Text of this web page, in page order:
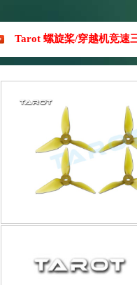
Tarot 螺旋桨/穿越机竞速